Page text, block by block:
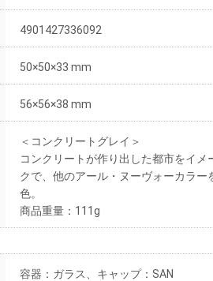
4901427336092
50×50×33 mm
56×56×38 mm
＜コンクリートグレイ＞
コンクリートが作り出した都市をイメ
クで、他のアール・ヌーヴォーカラー
色。
商品重量：111g
容器：ガラス、キャップ：SAN